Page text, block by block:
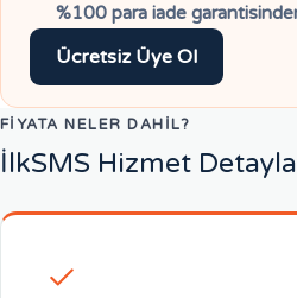
%100 para iade
Ücretsiz Üye Ol
FIYATA NELER DAHIL?
İlkSMS Hizmet